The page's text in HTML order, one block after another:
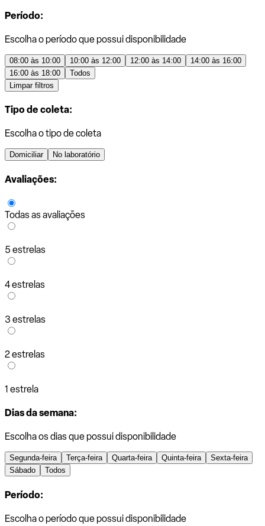
Período:
Escolha o período que possui disponibilidade
08:00 às 10:00 10:00 às 12:00 12:00 às 14:00
14:00 às 16:00
16:00 às 18:00
Todos
Limpar filtros
Tipo de coleta:
Escolha o tipo de coleta
Domiciliar No laboratório
Avaliações:
Todas as avaliações
5 estrelas
4 estrelas
3 estrelas
2 estrelas
1 estrela
Dias da semana:
Escolha os dias que possui disponibilidade
Segunda-feira Terça-feira Quarta-feira Quinta-feira
Sexta-feira
Sábado
Todos
Período:
Escolha o período que possui disponibilidade